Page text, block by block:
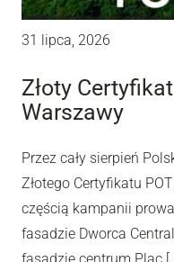
31 lipca, 2026
Złoty
Warszawy
Przez cały sierpień
Złotego Certyfikatu
częścią kampanii
fasadzie Dworca